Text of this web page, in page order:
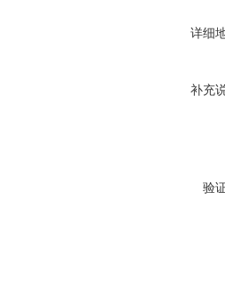
详细
补充
验